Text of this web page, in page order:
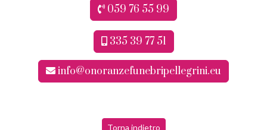
059 76 55 99
335 39 77 51
info@onoranzefunebripellegrini.eu
Torna indietro